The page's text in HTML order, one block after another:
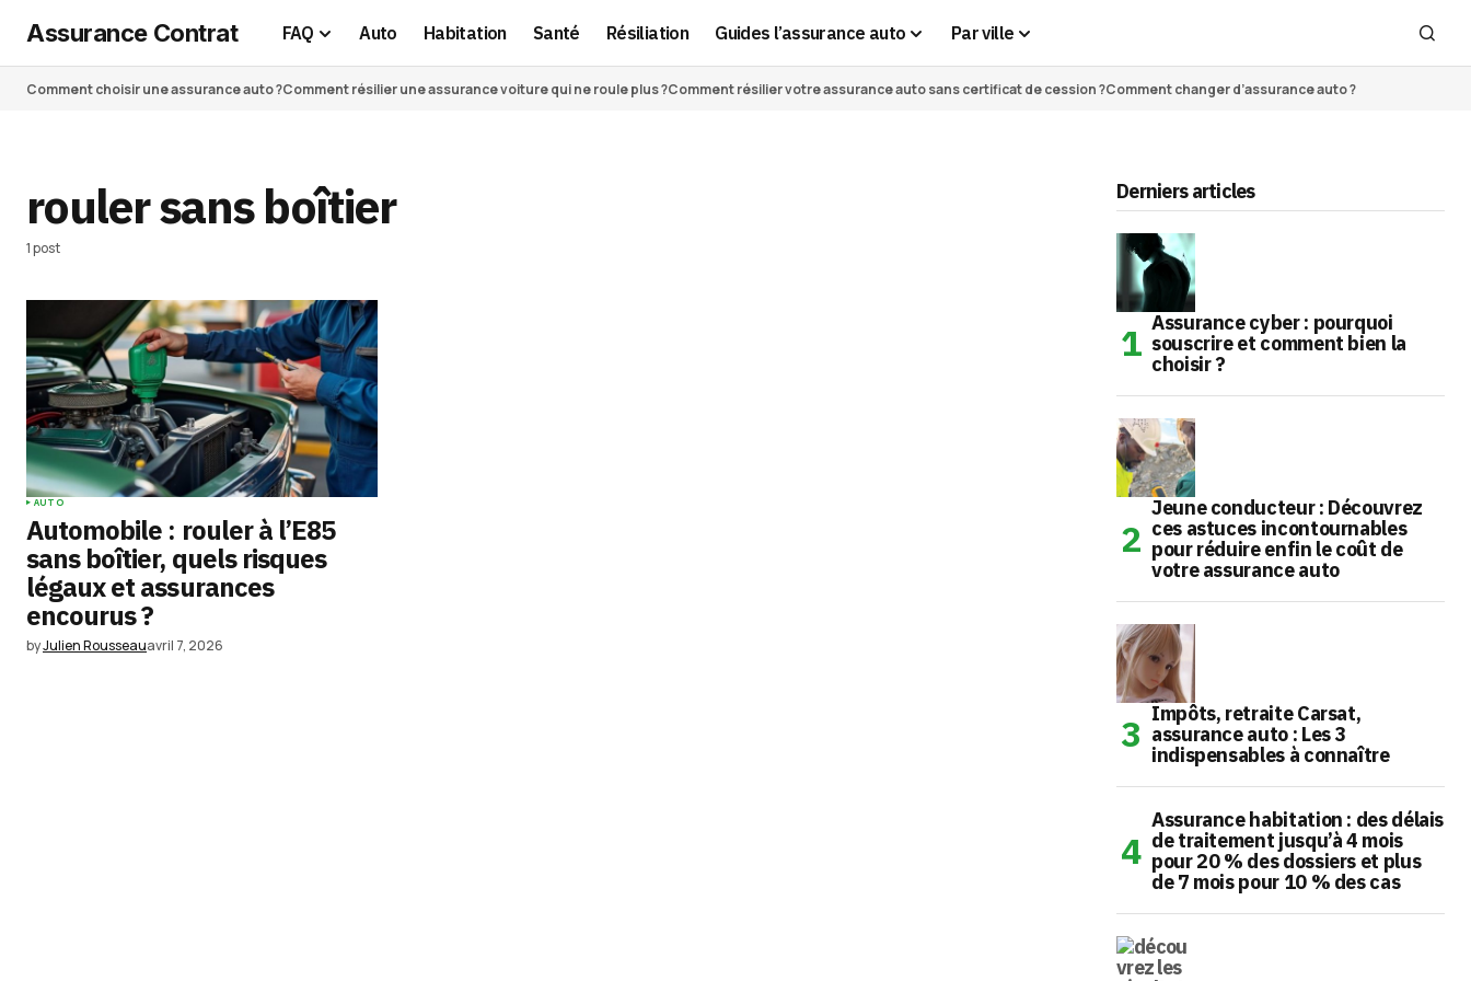
Assurance Contrat FAQ Auto Habitation Santé Résiliation Guides l’assurance auto Par ville
Comment choisir une assurance auto ?Comment résilier une assurance voiture qui ne roule plus ?Comment résilier votre assurance auto sans certificat de cession ?Comment changer d’assurance auto ?
rouler sans boîtier
1 post
AUTO
Automobile : rouler à l’E85
sans boîtier, quels risques
légaux et assurances
encourus ?
byJulien Rousseauavril 7, 2026
Derniers articles
Assurance cyber : pourquoi
souscrire et comment bien la
choisir ?
Jeune conducteur : Découvrez
ces astuces incontournables
pour réduire enfin le coût de
votre assurance auto
Impôts, retraite Carsat,
assurance auto : Les 3
indispensables à connaître
Assurance habitation : des délais
de traitement jusqu’à 4 mois
pour 20 % des dossiers et plus
de 7 mois pour 10 % des cas